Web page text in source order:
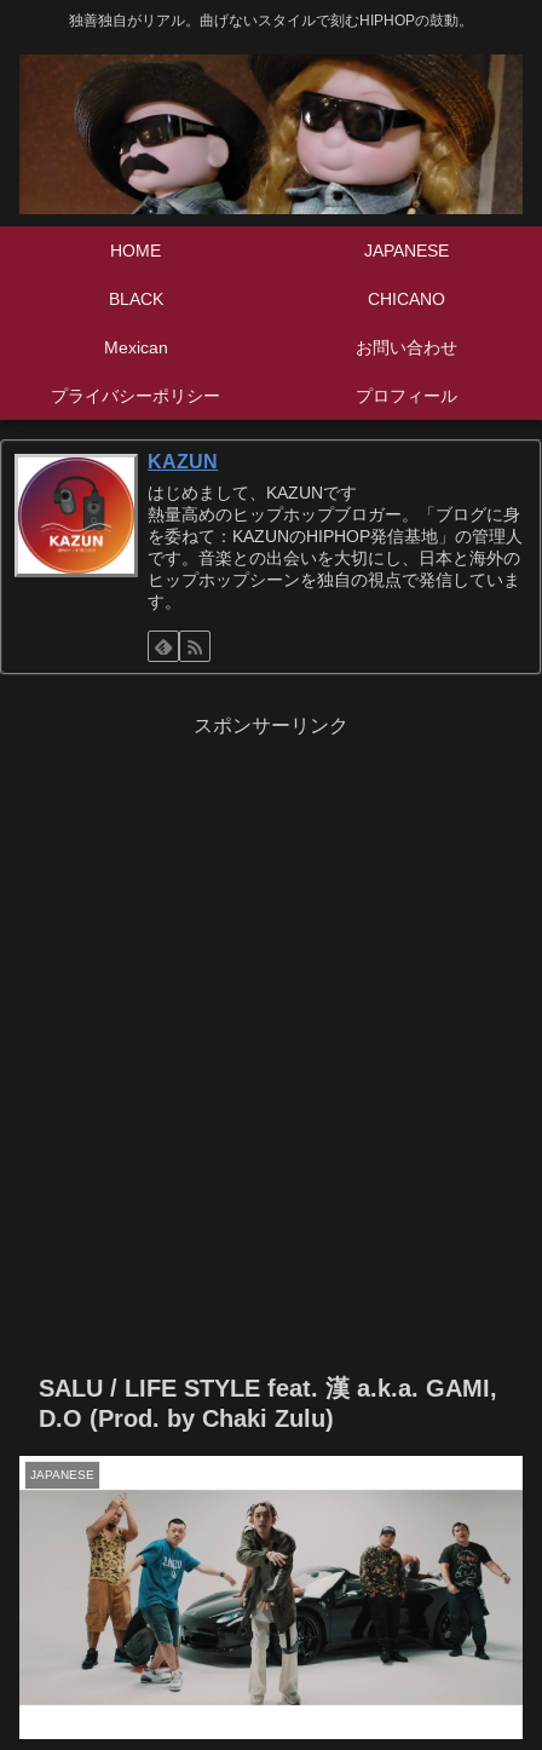
独善独自がリアル。曲げないスタイルで刻むHIPHOPの鼓動。
HOME JAPANESE
BLACK CHICANO
Mexican お問い合わせ
プライバシーポリシー プロフィール
KAZUN
はじめまして、KAZUNです
熱量高めのヒップホップブロガー。「ブログに身
を委ねて：KAZUNのHIPHOP発信基地」の管理人
です。音楽との出会いを大切にし、日本と海外の
ヒップホップシーンを独自の視点で発信していま
す。
スポンサーリンク
SALU / LIFE STYLE feat. 漢 a.k.a. GAMI,
D.O (Prod. by Chaki Zulu)
JAPANESE